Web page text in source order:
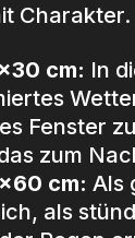
Charakter.
cm: In
Fenster
zum
cm: Als
als